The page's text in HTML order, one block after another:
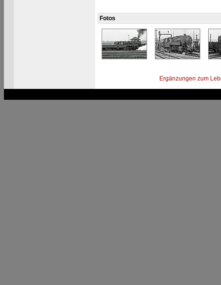
Fotos
Ergänzungen zum